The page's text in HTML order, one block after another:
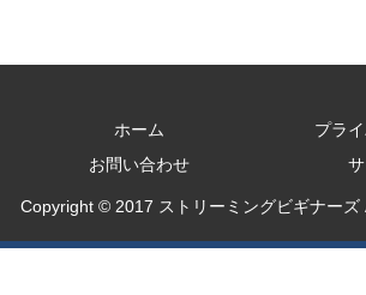
ホーム
プラ
お問い合わせ
Copyright © 2017 ストリーミングビギナーズ